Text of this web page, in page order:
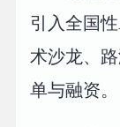
引入全国
术沙龙、
单与融资。